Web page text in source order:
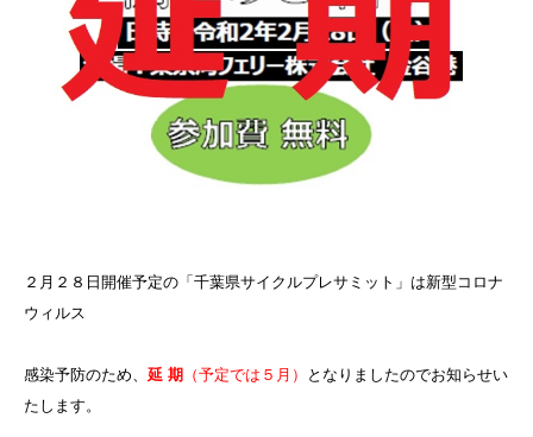
２月２８日開催予定の「千葉県サイクルプレサミット」は新型コロナ
ウィルス
感染予防のため、 延 期 （予定では５月）
となりましたのでお知らせい
たします。